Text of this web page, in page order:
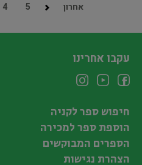
4 5 אחרון
עקבו אחרינו
חיפוש ספר לקניה
הוספת ספר למכירה
הספרים המבוקשים
הצהרת נגישות